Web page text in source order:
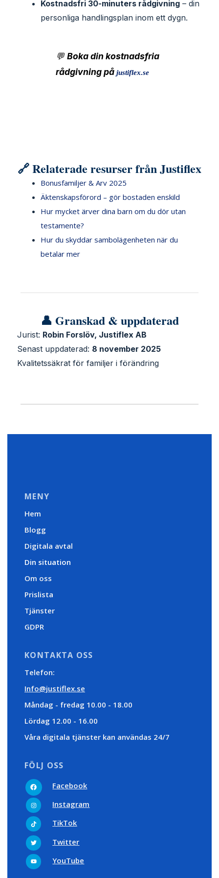
Kostnadsfri 30-minuters rådgivning – din
personliga handlingsplan inom ett dygn.
💬Boka din kostnadsfria
rådgivning på justiflex.se
🔗 Relaterade resurser från Justiflex
Bonusfamiljer & Arv 2025
Äktenskapsförord – gör bostaden enskild
Hur mycket ärver dina barn om du dör utan
testamente?
Hur du skyddar sambolägenheten när du
betalar mer
👤 Granskad & uppdaterad
Jurist: Robin Forslöv, Justiflex AB
Senast uppdaterad: 8 november 2025
Kvalitetssäkrat för familjer i förändring
MENY
Hem
Blogg
Digitala avtal
Din situation
Om oss
Prislista
Tjänster
GDPR
KONTAKTA OSS
Telefon:
Info@justiflex.se
Måndag - fredag 10.00 - 18.00
Lördag 12.00 - 16.00
Våra digitala tjänster kan användas 24/7
FÖLJ OSS
F
a
c
e
b
o
o
k
Facebook
I
n
s
t
a
g
r
a
m
Instagram
T
i
k
t
o
k
TikTok
T
w
i
t
t
e
Twitter
Y
o
u
YouTube